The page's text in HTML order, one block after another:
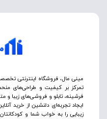
مینی مال، فروشگاه اینترنتی
تمرکز بر کیفیت و طراحی‌های
فرشینه، تابلو و فروشی‌های زیبا و
ایجاد تجربه‌ای دلنشین از خرید
زیبایی را به خواب شما و